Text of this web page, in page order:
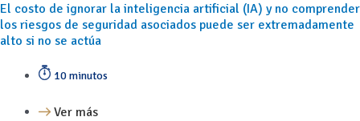
El costo de ignorar la inteligencia artificial (IA) y no comprender
los riesgos de seguridad asociados puede ser extremadamente
alto si no se actúa
10 minutos
Ver más